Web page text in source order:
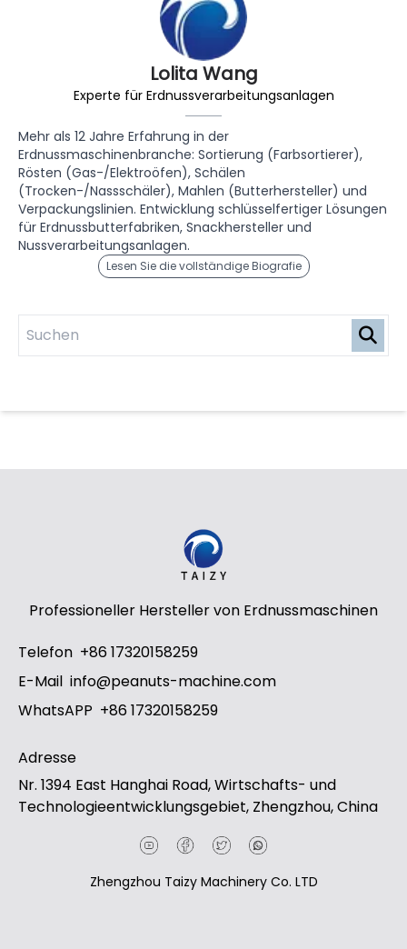
Lolita Wang
Experte für Erdnussverarbeitungsanlagen
Mehr als 12 Jahre Erfahrung in der
Erdnussmaschinenbranche: Sortierung (Farbsortierer),
Rösten (Gas-/Elektroöfen), Schälen
(Trocken-/Nassschäler), Mahlen (Butterhersteller) und
Verpackungslinien. Entwicklung schlüsselfertiger Lösungen
für Erdnussbutterfabriken, Snackhersteller und
Nussverarbeitungsanlagen.
Lesen Sie die vollständige Biografie
Professioneller Hersteller von Erdnussmaschinen
Telefon +86 17320158259
E-Mail info@peanuts-machine.com
WhatsAPP +86 17320158259
Adresse
Nr. 1394 East Hanghai Road, Wirtschafts- und
Technologieentwicklungsgebiet, Zhengzhou, China
Zhengzhou Taizy Machinery Co. LTD